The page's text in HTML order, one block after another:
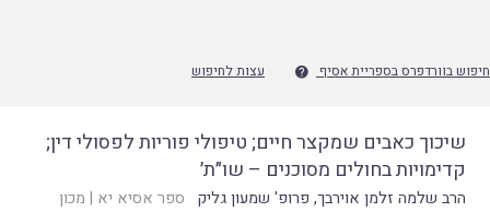
חיפוש בוורדפרס בספריית אסיף  עצות לחיפוש
שיכוך כאבים שמקצר חיים; טיפולי פוריות לפסולי דין;
קדימויות בחולים מסוכנים – שו״ת׳
הרב שלמה זלמן אוירבך, פרופ' שמעון גליק ספר אסיא יא | מכון